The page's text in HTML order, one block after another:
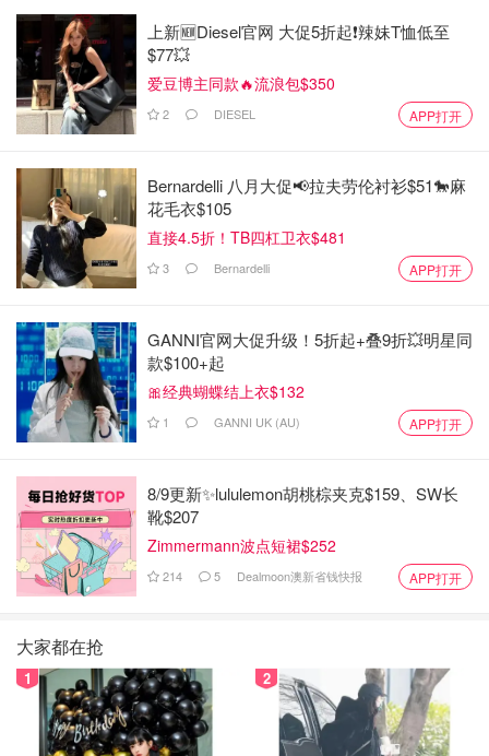
上新🆕Diesel官网 大促5折起❗️辣妹T恤低至
$77💥
爱豆博主同款🔥流浪包$350
2 DIESEL APP打开
Bernardelli 八月大促📢拉夫劳伦衬衫$51🐎麻
花毛衣$105
直接4.5折！TB四杠卫衣$481
3 Bernardelli APP打开
GANNI官网大促升级！5折起+叠9折💥明星同
款$100+起
🎀经典蝴蝶结上衣$132
1 GANNI UK (AU) APP打开
8/9更新✨lululemon胡桃棕夹克$159、SW长
靴$207
Zimmermann波点短裙$252
214 5 Dealmoon澳新省钱快报 APP打开
大家都在抢
1 2